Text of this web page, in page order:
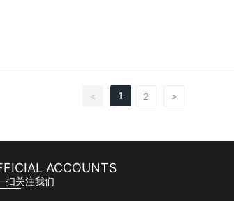
< 1 2 >
ACCOUNTS
扫关注我们